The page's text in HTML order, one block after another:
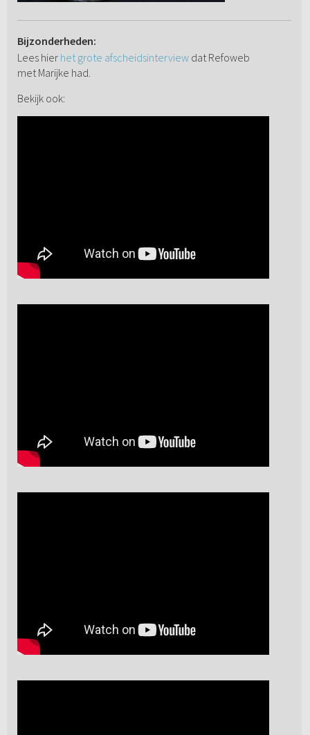
Bijzonderheden:
Lees hier het grote afscheidsinterviewdat Refoweb
met Marijke had.
Bekijk ook: